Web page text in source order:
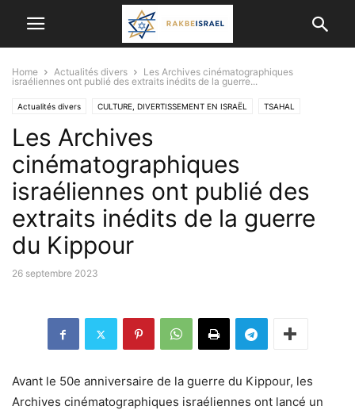
Home Actualités divers
Les Archives cinématographiques
israéliennes ont publié des extraits inédits de la guerre...
Actualités divers CULTURE, DIVERTISSEMENT EN ISRAËL TSAHAL
VIE EN ISRAËL
Les Archives
cinématographiques
israéliennes ont publié des
extraits inédits de la guerre
du Kippour
26 septembre 2023
Avant le 50e anniversaire de la guerre du Kippour, les
Archives cinématographiques israéliennes ont lancé un